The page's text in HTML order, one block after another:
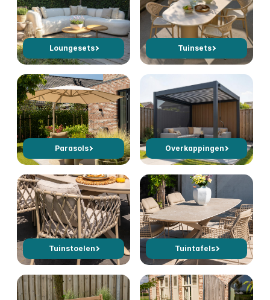
Loungesets Tuinsets
Parasols Overkappingen
Tuinstoelen Tuintafels